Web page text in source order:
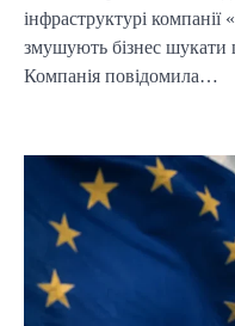
інфраструктурі
змушують бізнес шукати
Компанія повідомила…